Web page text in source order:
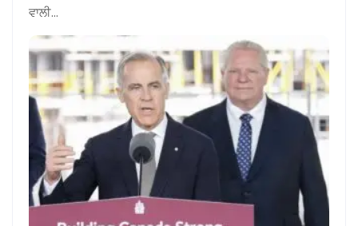
ਵਾਲੀ…